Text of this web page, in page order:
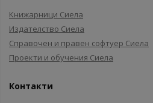
Книжарници Сиела
Издателство Сиела
Справочен и правен софтуер Сиела
Проекти и обучения Сиела
Контакти